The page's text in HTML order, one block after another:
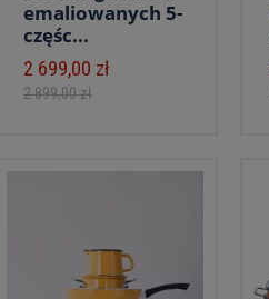
emaliowanych 5-
częśc...
2 699,00 zł
2 899,00 zł